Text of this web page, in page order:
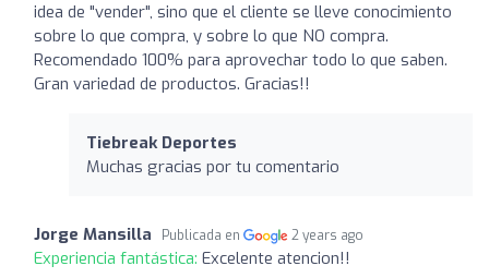
idea de "vender", sino que el cliente se lleve conocimiento
sobre lo que compra, y sobre lo que NO compra.
Recomendado 100% para aprovechar todo lo que saben.
Gran variedad de productos. Gracias!!
Tiebreak Deportes
Muchas gracias por tu comentario
Jorge Mansilla Publicada en 2 years ago
Experiencia fantástica: Excelente atencion!!